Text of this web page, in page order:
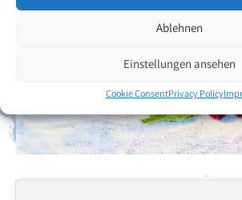
Ablehnen
Einstellungen ansehen
Cookie ConsentPrivacy Policy